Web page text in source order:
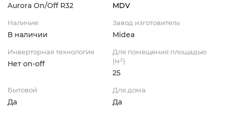
Aurora On/Off R32 MDV
Наличие:
В наличии
Завод изготовитель
Midea
Инверторная технология
Нет on-off
Для помещения площадью
(м²)
25
Бытовой
Да
Для дома
Да